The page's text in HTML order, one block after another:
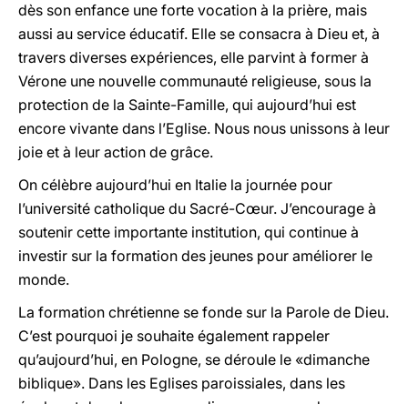
dès son enfance une forte vocation à la prière, mais
aussi au service éducatif. Elle se consacra à Dieu et, à
travers diverses expériences, elle parvint à former à
Vérone une nouvelle communauté religieuse, sous la
protection de la Sainte-Famille, qui aujourd’hui est
encore vivante dans l’Eglise. Nous nous unissons à leur
joie et à leur action de grâce.
On célèbre aujourd’hui en Italie la journée pour
l’université catholique du Sacré-Cœur. J’encourage à
soutenir cette importante institution, qui continue à
investir sur la formation des jeunes pour améliorer le
monde.
La formation chrétienne se fonde sur la Parole de Dieu.
C’est pourquoi je souhaite également rappeler
qu’aujourd’hui, en Pologne, se déroule le «dimanche
biblique». Dans les Eglises paroissiales, dans les